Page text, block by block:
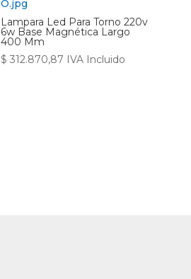
Lampara Led Para Torno 220v
6w Base Magnética Largo
400 Mm
$ 312.870,87 IVA Incluido